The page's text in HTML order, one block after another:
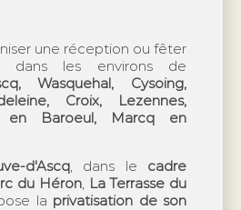
une réception ou fêter
dans les environs de
Wasquehal, Cysoing,
Croix, Lezennes,
en Baroeul, Marcq en
d'Ascq, dans le cadre
du Héron, La Terrasse du
la privatisation de son